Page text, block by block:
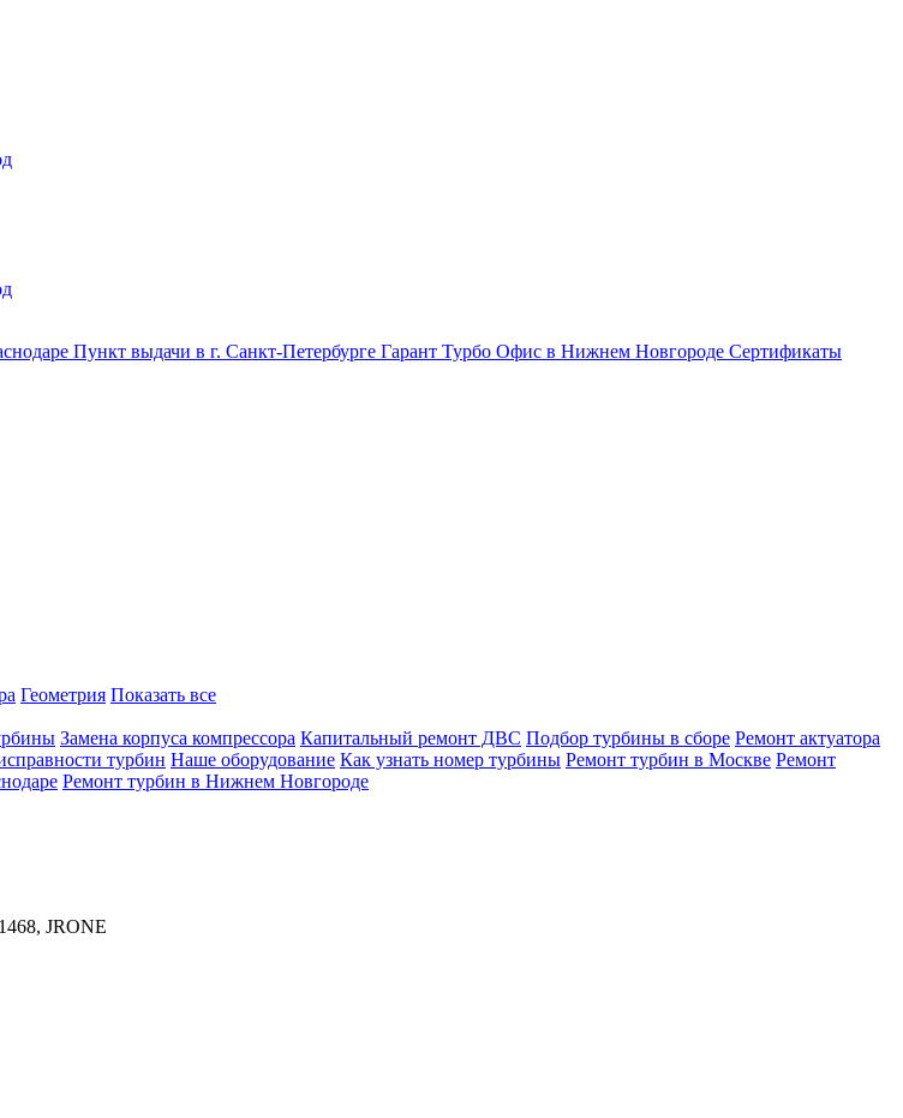
Пункт выдачи в г. Санкт-Петербурге Гарант Турбо Офис в Нижнем Новгороде Сертификаты
Геометрия Показать все
Замена корпуса компрессора Капитальный ремонт ДВС Подбор турбины в сборе Ремонт актуатора
турбин Наше оборудование Как узнать номер турбины Ремонт турбин в Москве Ремонт
Ремонт турбин в Нижнем Новгороде
JRONE